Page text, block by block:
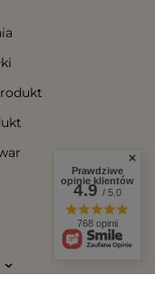
Prawdziwe
opinie klientów
4.9/ 5.0
768 opinii